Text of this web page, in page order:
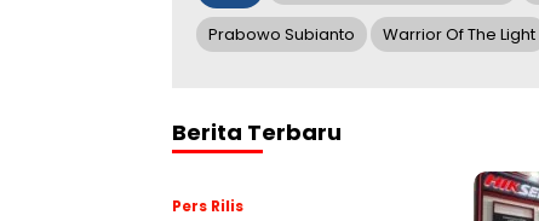
Prabowo Subianto Warrior Of The Light
Berita Terbaru
Pers Rilis